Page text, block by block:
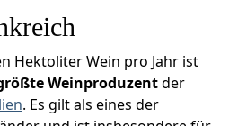
Hektoliter Wein pro Jahr ist
Weinproduzentder
. Es gilt als eines der